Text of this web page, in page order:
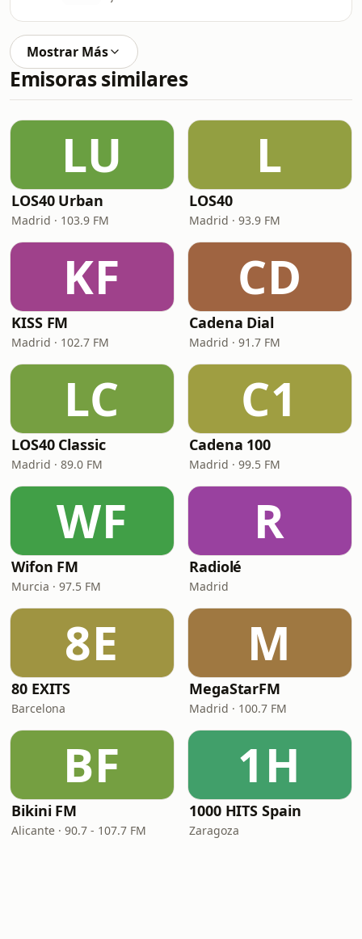
Mostrar Más
Emisoras similares
LU
LOS40 Urban
Madrid · 103.9 FM
L
LOS40
Madrid · 93.9 FM
KF
KISS FM
Madrid · 102.7 FM
CD
Cadena Dial
Madrid · 91.7 FM
LC
LOS40 Classic
Madrid · 89.0 FM
C1
Cadena 100
Madrid · 99.5 FM
WF
Wifon FM
Murcia · 97.5 FM
R
Radiolé
Madrid
8E
80 EXITS
Barcelona
M
MegaStarFM
Madrid · 100.7 FM
BF
Bikini FM
Alicante · 90.7 - 107.7 FM
1H
1000 HITS Spain
Zaragoza